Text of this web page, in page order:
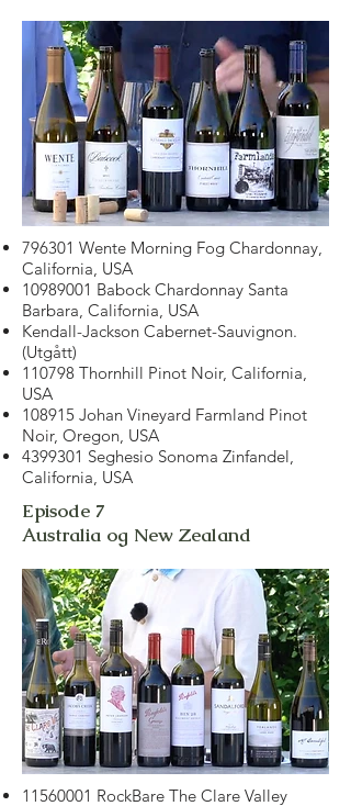
796301 Wente Morning Fog Chardonnay,
California, USA
10989001 Babock Chardonnay Santa
Barbara, California, USA
Kendall-Jackson Cabernet-Sauvignon.
(Utgått)
110798 Thornhill Pinot Noir, California,
USA
108915 Johan Vineyard Farmland Pinot
Noir, Oregon, USA
4399301 Seghesio Sonoma Zinfandel,
California, USA
Episode 7
Australia og New Zealand
11560001 RockBare The Clare Valley